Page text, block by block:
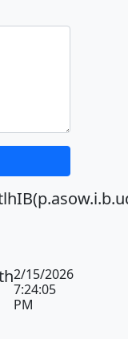
2/15/2026
7:24:05
PM